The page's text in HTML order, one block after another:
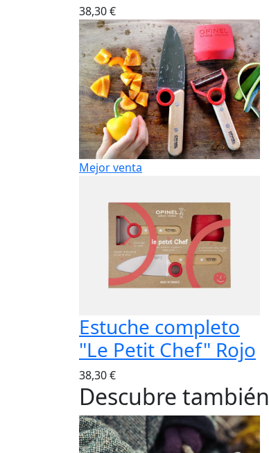
38,30 €
Mejor venta
Estuche completo
"Le Petit Chef" Rojo
38,30 €
Descubre también